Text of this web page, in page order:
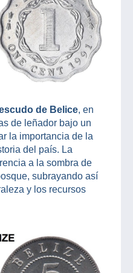
de Belice, en
de leñador bajo un
la importancia de la
del país. La
a la sombra de
subrayando así
y los recursos